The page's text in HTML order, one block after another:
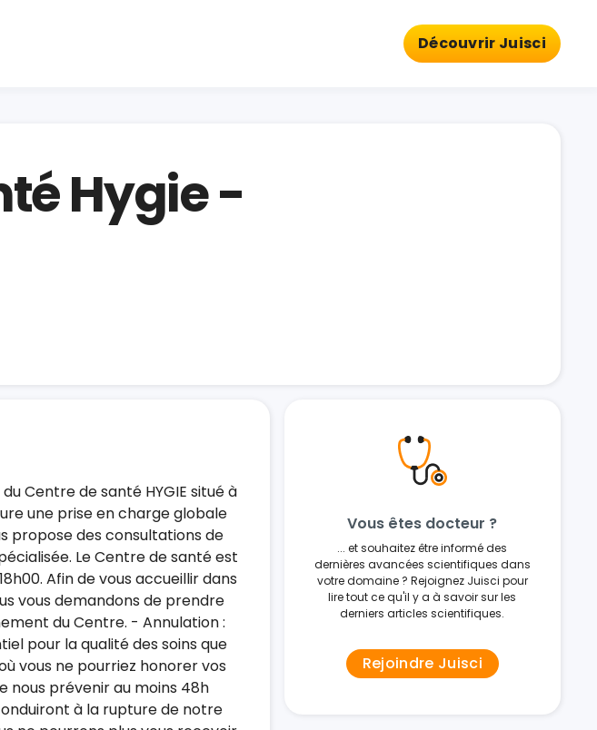
Découvrir Juisci
Hygie -
Centre de santé HYGIE situé à
une prise en charge globale
propose des consultations de
Le Centre de santé est
Afin de vous accueillir dans
vous demandons de prendre
du Centre. - Annulation :
pour la qualité des soins que
vous ne pourriez honorer vos
nous prévenir au moins 48h
à la rupture de notre
Vous êtes docteur ?
... et souhaitez être informé des
dernières avancées scientifiques dans
votre domaine ? Rejoignez Juisci pour
lire tout ce qu'il y a à savoir sur les
derniers articles scientifiques.
Rejoindre Juisci